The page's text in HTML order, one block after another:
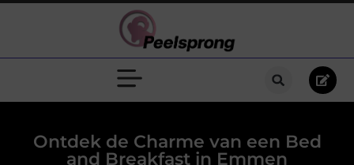
Ontdek de Charme van een Bed
and Breakfast in Emmen